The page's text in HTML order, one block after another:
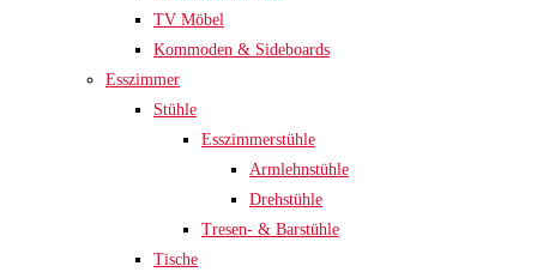
TV Möbel
Kommoden & Sideboards
Esszimmer
Stühle
Esszimmerstühle
Armlehnstühle
Drehstühle
Tresen- & Barstühle
Tische